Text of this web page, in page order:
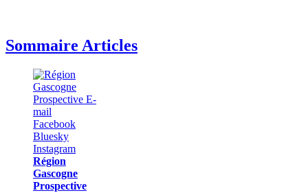
Sommaire Articles
Région
Gascogne
Prospective